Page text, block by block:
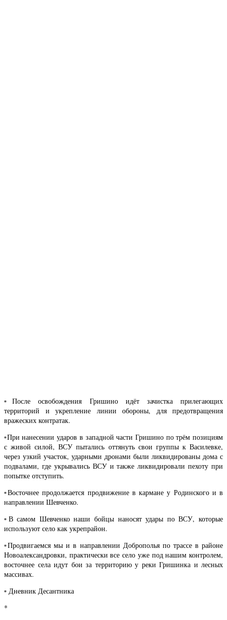
▫️После освобождения Гришино идёт зачистка прилегающих
территорий и укрепление линии обороны, для предотвращения
вражеских контратак.
▫️При нанесении ударов в западной части Гришино по трём позициям
с живой силой, ВСУ пытались оттянуть свои группы к Василевке,
через узкий участок, ударными дронами были ликвидированы дома с
подвалами, где укрывались ВСУ и также ликвидировали пехоту при
попытке отступить.
▫️Восточнее продолжается продвижение в кармане у Родинского и в
направлении Шевченко.
▫️В самом Шевченко наши бойцы наносят удары по ВСУ, которые
используют село как укрепрайон.
▫️Продвигаемся мы и в направлении Доброполья по трассе в районе
Новоалександровки, практически все село уже под нашим контролем,
восточнее села идут бои за территорию у реки Гришинка и лесных
массивах.
▫️ Дневник Десантника
*